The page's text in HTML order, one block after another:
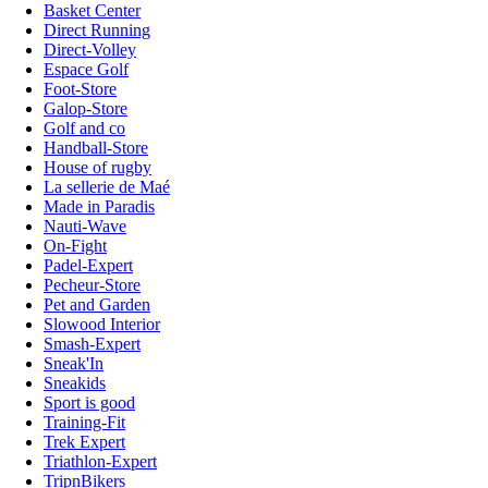
Basket Center
Direct Running
Direct-Volley
Espace Golf
Foot-Store
Galop-Store
Golf and co
Handball-Store
House of rugby
La sellerie de Maé
Made in Paradis
Nauti-Wave
On-Fight
Padel-Expert
Pecheur-Store
Pet and Garden
Slowood Interior
Smash-Expert
Sneak'In
Sneakids
Sport is good
Training-Fit
Trek Expert
Triathlon-Expert
TripnBikers